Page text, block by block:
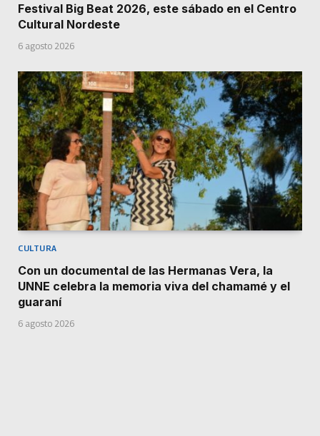
Festival Big Beat 2026, este sábado en el Centro
Cultural Nordeste
6 agosto 2026
CULTURA
Con un documental de las Hermanas Vera, la
UNNE celebra la memoria viva del chamamé y el
guaraní
6 agosto 2026